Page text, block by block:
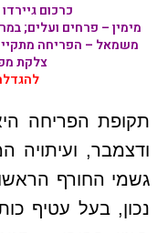
כרכום
מימין – פרחים ועלים;
משמאל – הפריחה
צלקת
תקופת הפריחה
ודצמבר, ועיתויה
גשמי החורף